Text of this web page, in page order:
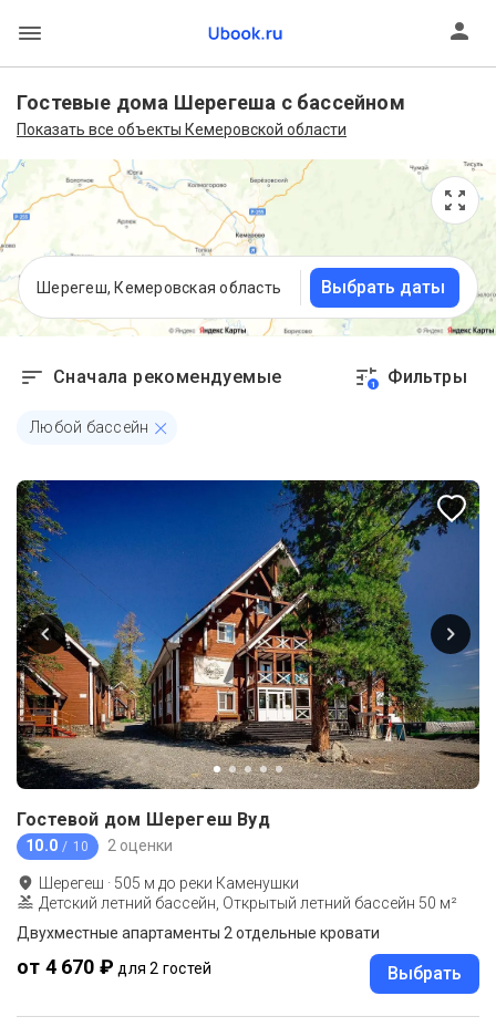
Гостевые дома Шерегеша с бассейном
Показать все объекты Кемеровской области
Шерегеш, Кемеровская область Выбрать даты
Сначала рекомендуемые 1 Фильтры
Любой бассейн
Гостевой дом Шерегеш Вуд
10.0 / 10 2 оценки
Шерегеш · 505 м до реки Каменушки
Детский летний бассейн, Открытый летний бассейн 50 м²
Двухместные апартаменты 2 отдельные кровати
от 4 670 ₽ для 2 гостей Выбрать